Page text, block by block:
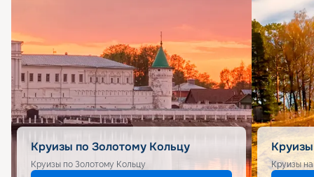
Круизы по Золотому Кольцу
Круизы по Золотому Кольцу Круизы